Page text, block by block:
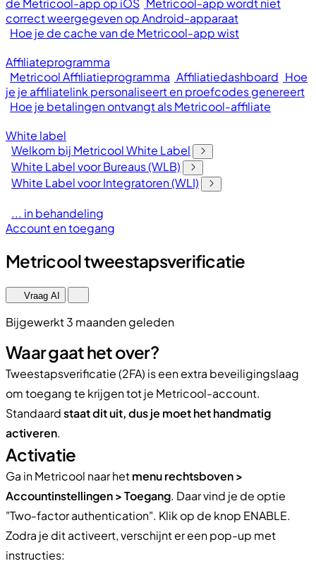
de Metricool-app op iOS Metricool-app wordt niet
correct weergegeven op Android-apparaat
Hoe je de cache van de Metricool-app wist
Affiliateprogramma
Metricool Affiliatieprogramma Affiliatiedashboard Hoe
je je affiliatelink personaliseert en proefcodes genereert
Hoe je betalingen ontvangt als Metricool-affiliate
White label
Welkom bij Metricool White Label
White Label voor Bureaus (WLB)
White Label voor Integratoren (WLI)
... in behandeling
Account en toegang
Metricool tweestapsverificatie
Vraag AI
Bijgewerkt 3 maanden geleden
Waar gaat het over?
Tweestapsverificatie (2FA) is een extra beveiligingslaag
om toegang te krijgen tot je Metricool-account.
Standaardstaat dit uit, dus je moet het handmatig
activeren.
Activatie
Ga in Metricool naar hetmenu rechtsboven >
Accountinstellingen > Toegang. Daar vind je de optie
"Two-factor authentication". Klik op de knop ENABLE.
Zodra je dit activeert, verschijnt er een pop-up met
instructies: